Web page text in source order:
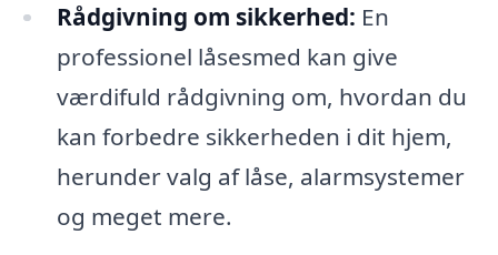
Rådgivning om sikkerhed: En
professionel låsesmed kan give
værdifuld rådgivning om, hvordan du
kan forbedre sikkerheden i dit hjem,
herunder valg af låse, alarmsystemer
og meget mere.